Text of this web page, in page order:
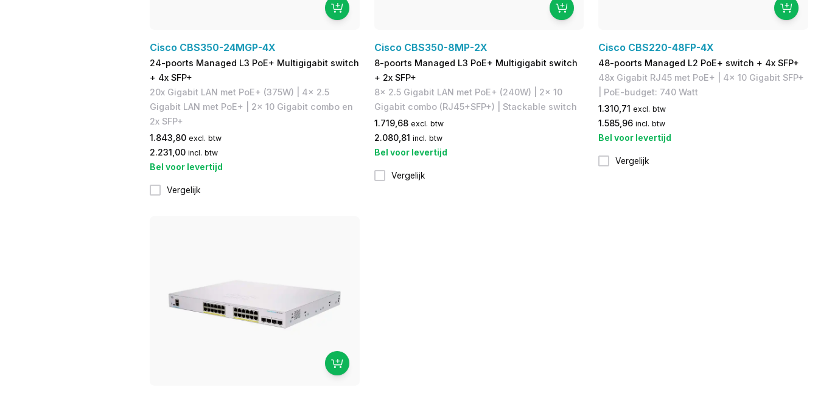
Cisco CBS350-24MGP-4X
24-poorts Managed L3 PoE+ Multigigabit switch
+ 4x SFP+
20x Gigabit LAN met PoE+ (375W) | 4x 2.5
Gigabit LAN met PoE+ | 2x 10 Gigabit combo en
2x SFP+
1.843,80 excl. btw
2.231,00 incl. btw
Bel voor levertijd
Vergelijk
Cisco CBS350-8MP-2X
8-poorts Managed L3 PoE+ Multigigabit switch
+ 2x SFP+
8x 2.5 Gigabit LAN met PoE+ (240W) | 2x 10
Gigabit combo (RJ45+SFP+) | Stackable switch
1.719,68 excl. btw
2.080,81 incl. btw
Bel voor levertijd
Vergelijk
Cisco CBS220-48FP-4X
48-poorts Managed L2 PoE+ switch + 4x SFP+
48x Gigabit RJ45 met PoE+ | 4x 10 Gigabit SFP+
| PoE-budget: 740 Watt
1.310,71 excl. btw
1.585,96 incl. btw
Bel voor levertijd
Vergelijk